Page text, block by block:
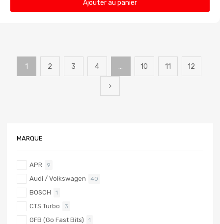
Ajouter au panier
1 2 3 4 … 10 11 12
MARQUE
APR 9
Audi / Volkswagen 40
BOSCH 1
CTS Turbo 3
GFB (Go Fast Bits) 1